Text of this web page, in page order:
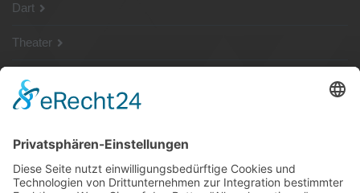
Dart
Theater
SG Shop
Sponsoren
Kontakt